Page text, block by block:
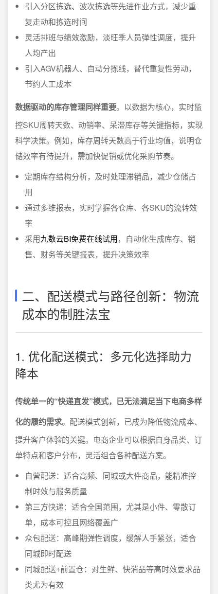
引入分区拣选、波次拣选等先进作业方式，减少重
复走动和拣选时间
灵活排班与绩效激励，淡旺季人员弹性调度，提升
人均产出
引入AGV机器人、自动分拣线，替代重复性劳动，
节约人工成本
数据驱动的库存管理同样重要。以数据为核心，实时监
控SKU周转天数、动销率、呆滞库存等关键指标，实现
科学决策。例如，库存周转天数高于行业均值，说明仓
储效率有待提升，需加快促销或优化采购节奏。
定期库存结构分析，及时处理滞销品，减少仓储占
用
通过多维报表，实时掌握各仓库、各SKU的流转效
率
采用九数云BI免费在线试用，自动化生成库存、销
售、财务等关键报表，提升决策效率
二、配送模式与路径创新：物流
成本的制胜法宝
1. 优化配送模式：多元化选择助力
降本
传统单一的“快递直发”模式，已无法满足当下电商多样
化的履约需求。配送模式创新，已成为降低物流成本、
提升客户体验的关键。电商企业可以根据自身品类、订
单特点和客户分布，灵活组合各种配送方案。
自营配送：适合高频、同城或大件商品，能精准控
制时效与服务质量
第三方快递：适合全国范围，尤其是小件、零散订
单，成本可控且网络覆盖广
众包配送：高峰期弹性调度，缓解人手紧张，适合
同城即时配送
同城配送+前置仓：对生鲜、快消品等高时效要求品
类尤为有效